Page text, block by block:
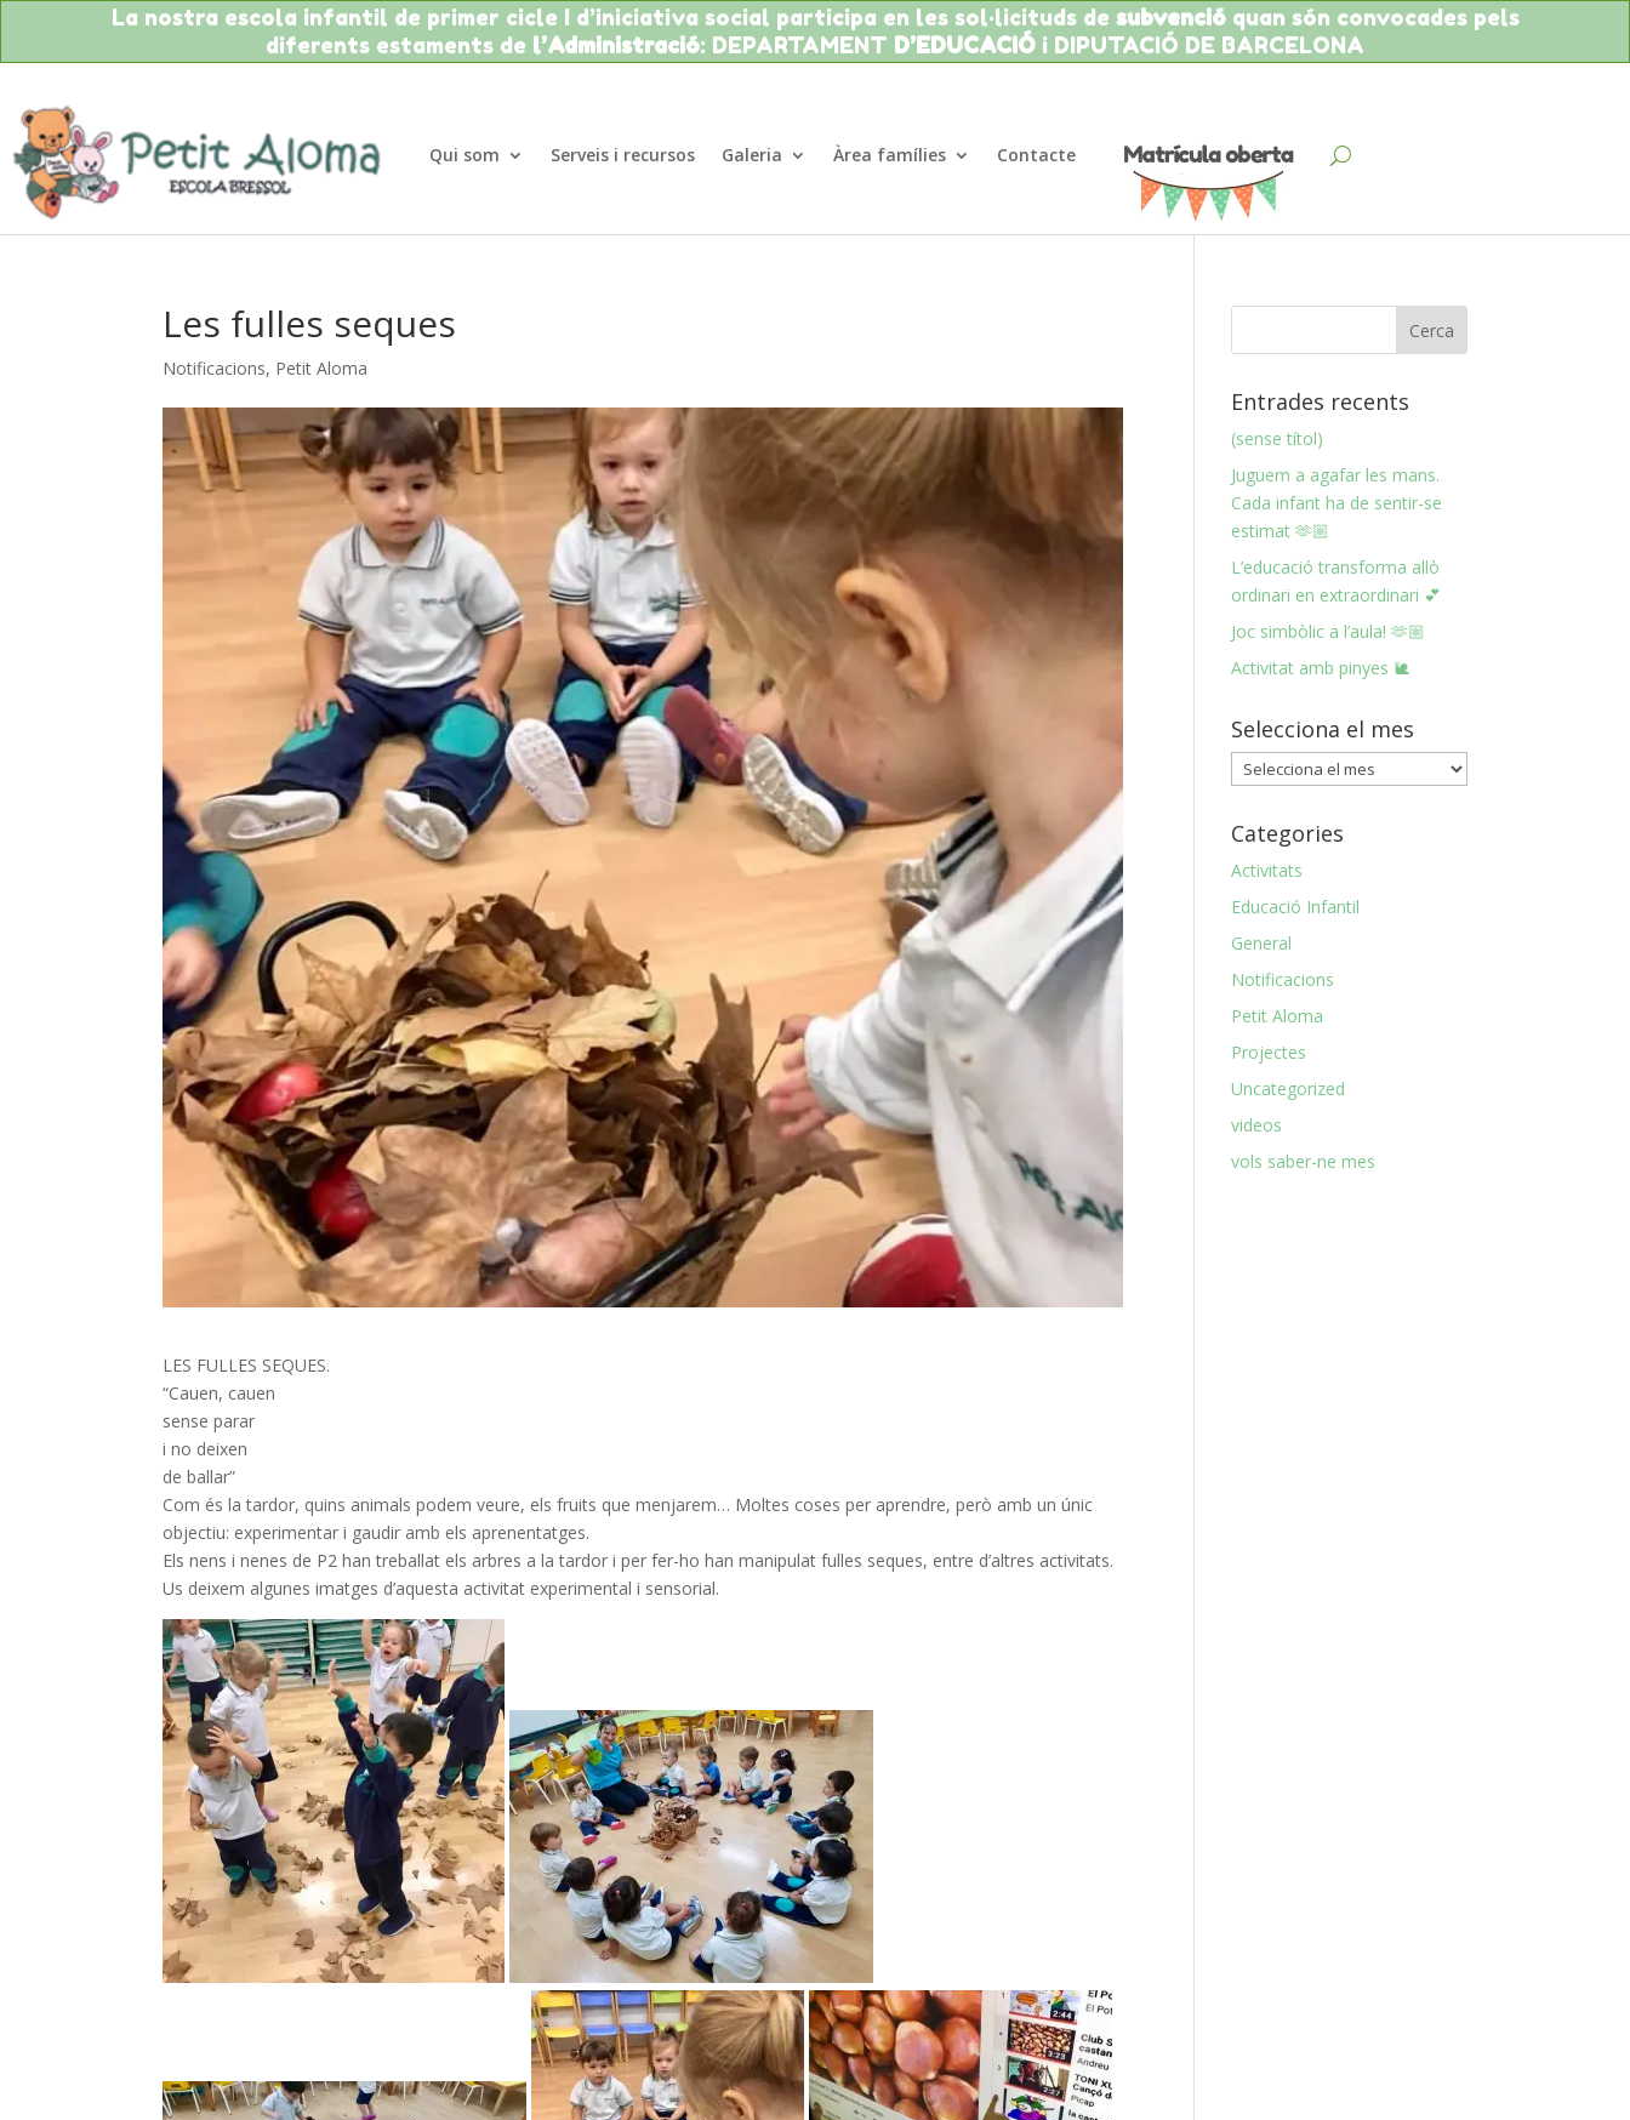
La nostra escola infantil de primer cicle I d’iniciativa social participa en les sol·licituds de subvencióquan són convocades pels
diferents estaments de l’Administració: DEPARTAMENT D’EDUCACIÓ i DIPUTACIÓ DE BARCELONA
Qui som Serveis i recursos Galeria Àrea famílies Contacte
Les fulles seques
Notificacions, Petit Aloma
LES FULLES SEQUES.
“Cauen, cauen
sense parar
i no deixen
de ballar”
Com és la tardor, quins animals podem veure, els fruits que menjarem… Moltes coses per aprendre, però amb un únic
objectiu: experimentar i gaudir amb els aprenentatges.
Els nens i nenes de P2 han treballat els arbres a la tardor i per fer-ho han manipulat fulles seques, entre d’altres activitats.
Us deixem algunes imatges d’aquesta activitat experimental i sensorial.
Entrades recents
(sense títol)
Juguem a agafar les mans.
Cada infant ha de sentir-se
estimat 🫶🏼
L’educació transforma allò
ordinari en extraordinari 💕
Joc simbòlic a l’aula! 🫶🏼
Activitat amb pinyes 🐌
Selecciona el mes
Selecciona
el
mes
Categories
Activitats
Educació Infantil
General
Notificacions
Petit Aloma
Projectes
Uncategorized
videos
vols saber-ne mes